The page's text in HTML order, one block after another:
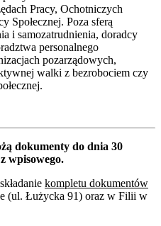
Pracy, Ochotniczych
Społecznej. Poza sferą
i samozatrudnienia, doradcy
personalnego
pozarządowych,
walki z bezrobociem czy
dokumenty do dnia 30
wpisowego.
kompletu dokumentów
(ul. Łużycka 91) oraz w Filii w